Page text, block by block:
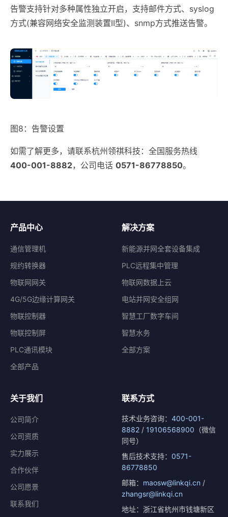
告警支持针对多种属性独立开启，支持邮件方式、syslog
方式(兼容网络安全监测装置II型)、snmp方式推送告警。
图8：告警设置
如需了解更多，请联系杭州领祺科技：全国服务热线
400-001-8882，公司电话 0571-86778850。
产品中心
通信管理机
规约转换器
物联网网关
4G/5G边缘计算网关
物联控制器
物联控制屏
PLC通讯模块
全部产品
解决方案
新能源并网全套设备集成
PLC远程集中管理
物联网数据上云
电站并网安全组网
智慧工厂数字车间
智慧水务
全部方案
关于我们
公司简介
公司资质
实力展示
合作伙伴
公司愿景
联系我们
联系方式
技术业务咨询： 400-001-
8882 / 19106568900 （微信
同号）
售后技术支持： 0571-
86778850
邮箱： maosw@linkqi.cn /
zhangsr@linkqi.cn
地址：浙江省杭州市钱塘新区